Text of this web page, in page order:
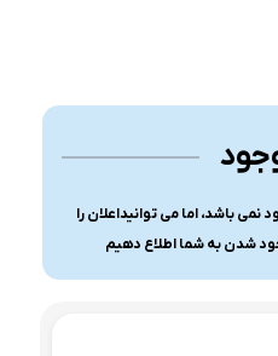
باشد، اما می توانیداعلان را
شدن به شما اطلاع دهیم